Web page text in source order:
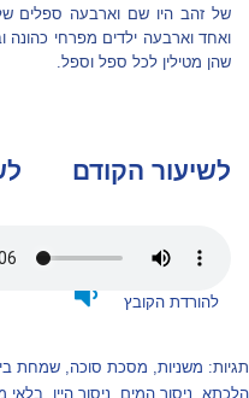
של זהב היו שם וארבעה ספלים
ואחד וארבעה ילדים מפרחי כהונה
שהן מטילין לכל ספל וספל.
לשיעור הקודם
להורדת הקובץ
תגיות: משניות, מסכת סוכה, שמחת
הלכתא ניסוך המים ניסוך היין בלאי